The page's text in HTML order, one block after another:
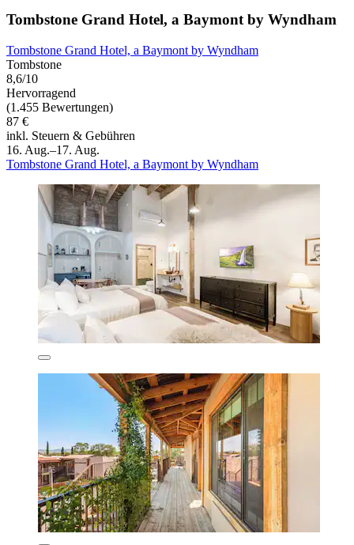
Tombstone Grand Hotel, a Baymont by Wyndham
Tombstone Grand Hotel, a Baymont by Wyndham
Tombstone
8,6/10
Hervorragend
(1.455 Bewertungen)
87 €
inkl. Steuern & Gebühren
16. Aug.–17. Aug.
Tombstone Grand Hotel, a Baymont by Wyndham